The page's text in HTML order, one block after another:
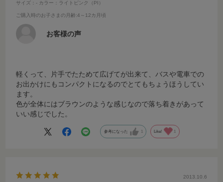
サイズ：- カラー：ライトピンク（PI）
ご購入時のお子さまの月齢:4～12カ月頃
お客様の声
軽くって、片手でたためて広げてが出来て、バスや電車での
お出かけにもコンパクトになるのでとてもちょうほうしてい
ます。
色が全体にはブラウンのような感じなので落ち着きがあって
いい感じでした。
参考になった Like!
2013.10.6